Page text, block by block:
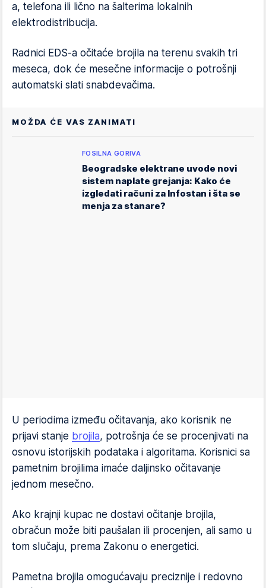
a, telefona ili lično na šalterima lokalnih
elektrodistribucija.
Radnici EDS-a očitaće brojila na terenu svakih tri
meseca, dok će mesečne informacije o potrošnji
automatski slati snabdevačima.
MOŽDA ĆE VAS ZANIMATI
FOSILNA GORIVA
Beogradske elektrane uvode novi
sistem naplate grejanja: Kako će
izgledati računi za Infostan i šta se
menja za stanare?
U periodima između očitavanja, ako korisnik ne
prijavi stanje brojila, potrošnja će se procenjivati na
osnovu istorijskih podataka i algoritama. Korisnici sa
pametnim brojilima imaće daljinsko očitavanje
jednom mesečno.
Ako krajnji kupac ne dostavi očitanje brojila,
obračun može biti paušalan ili procenjen, ali samo u
tom slučaju, prema Zakonu o energetici.
Pametna brojila omogućavaju preciznije i redovno